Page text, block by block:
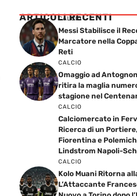
ARTICOLI RECENTI
CALCIO
Messi Stabilisce il
Marcatore nella
Reti
CALCIO
Omaggio ad
ritira la maglia
stagione nel
CALCIO
Calciomercato in
Ricerca di un
Fiorentina e
Lindstrom Napoli-
CALCIO
Kolo Muani Ritorna
L’Attaccante